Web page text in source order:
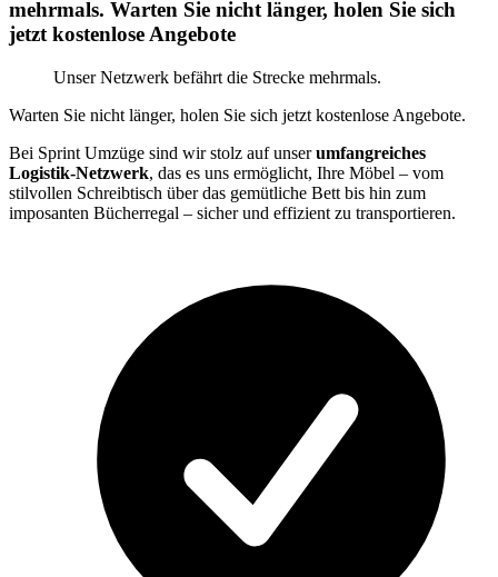
mehrmals. Warten Sie nicht länger, holen Sie sich
jetzt kostenlose Angebote
Unser Netzwerk befährt die Strecke mehrmals.
Warten Sie nicht länger, holen Sie sich jetzt kostenlose Angebote.
Bei Sprint Umzüge sind wir stolz auf unserumfangreiches
Logistik-Netzwerk, das es uns ermöglicht, Ihre Möbel – vom
stilvollen Schreibtisch über das gemütliche Bett bis hin zum
imposanten Bücherregal – sicher und effizient zu transportieren.